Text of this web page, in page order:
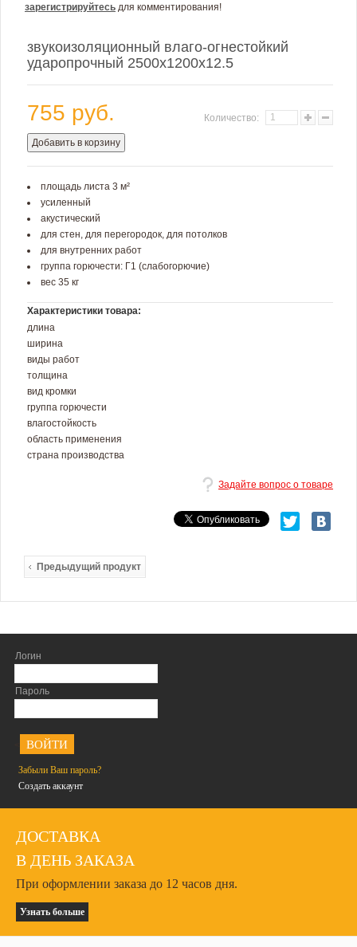
Логин
Пароль
Забыли Ваш пароль?
Создать аккаунт
ДОСТАВКА
В ДЕНЬ ЗАКАЗА
При оформлении заказа до 12 часов дня.
Узнать больше
зарегистрируйтесь для комментирования!
звукоизоляционный влаго-огнестойкий
ударопрочный 2500х1200х12.5
755 руб. Количество:
Добавить в корзину
площадь листа 3 м²
усиленный
акустический
для стен, для перегородок, для потолков
для внутренних работ
группа горючести: Г1 (слабогорючие)
вес 35 кг
Характеристики товара:
длина
ширина
виды работ
толщина
вид кромки
группа горючести
влагостойкость
область применения
страна производства
Задайте вопрос о товаре
Предыдущий продукт